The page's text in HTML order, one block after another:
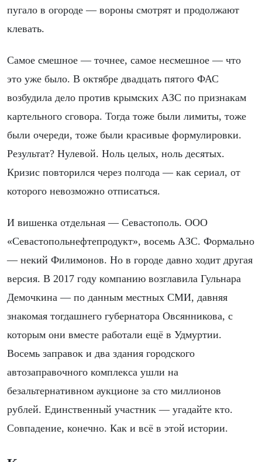
пугало в огороде — вороны смотрят и продолжают
клевать.
Самое смешное — точнее, самое несмешное — что
это уже было. В октябре двадцать пятого ФАС
возбудила дело против крымских АЗС по признакам
картельного сговора. Тогда тоже были лимиты, тоже
были очереди, тоже были красивые формулировки.
Результат? Нулевой. Ноль целых, ноль десятых.
Кризис повторился через полгода — как сериал, от
которого невозможно отписаться.
И вишенка отдельная — Севастополь. ООО
«Севастопольнефтепродукт», восемь АЗС. Формально
— некий Филимонов. Но в городе давно ходит другая
версия. В 2017 году компанию возглавила Гульнара
Демочкина — по данным местных СМИ, давняя
знакомая тогдашнего губернатора Овсянникова, с
которым они вместе работали ещё в Удмуртии.
Восемь заправок и два здания городского
автозаправочного комплекса ушли на
безальтернативном аукционе за сто миллионов
рублей. Единственный участник — угадайте кто.
Совпадение, конечно. Как и всё в этой истории.